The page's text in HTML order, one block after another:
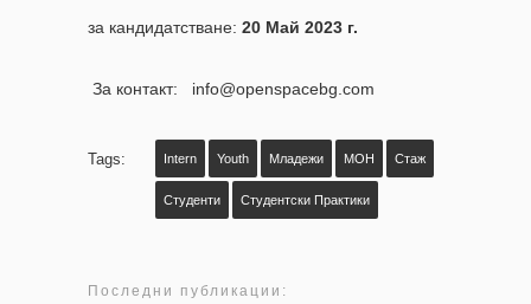
за кандидатстване: 20 Май 2023 г.
За контакт: info@openspacebg.com
Tags: Intern Youth Младежи МОН Стаж
Студенти Студентски Практики
Последни публикации: